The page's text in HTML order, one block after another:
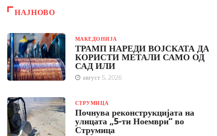
НАЈНОВО
МАКЕДОНИЈА
ТРАМП НАРЕДИ ВОЈСКАТА ДА
КОРИСТИ МЕТАЛИ САМО ОД
САД ИЛИ
август 5, 2026
СТРУМИЦА
Почнува реконструкцијата на
улицата „5-ти Ноември“ во
Струмица